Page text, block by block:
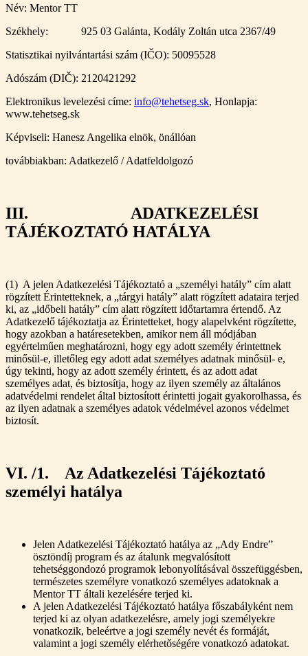
Név: Mentor TT
Székhely: 925 03 Galánta, Kodály Zoltán utca 2367/49
Statisztikai nyilvántartási szám (IČO): 50095528
Adószám (DIČ): 2120421292
Elektronikus levelezési címe: info@tehetseg.sk, Honlapja:
www.tehetseg.sk
Képviseli: Hanesz Angelika elnök, önállóan
továbbiakban: Adatkezelő / Adatfeldolgozó
III. ADATKEZELÉSI
TÁJÉKOZTATÓ HATÁLYA
(1) A jelen Adatkezelési Tájékoztató a „személyi hatály” cím alatt
rögzített Érintetteknek, a „tárgyi hatály” alatt rögzített adataira terjed
ki, az „időbeli hatály” cím alatt rögzített időtartamra értendő. Az
Adatkezelő tájékoztatja az Érintetteket, hogy alapelvként rögzítette,
hogy azokban a határesetekben, amikor nem áll módjában
egyértelműen meghatározni, hogy egy adott személy érintettnek
minősül-e, illetőleg egy adott adat személyes adatnak minősül- e,
úgy tekinti, hogy az adott személy érintett, és az adott adat
személyes adat, és biztosítja, hogy az ilyen személy az általános
adatvédelmi rendelet által biztosított érintetti jogait gyakorolhassa, és
az ilyen adatnak a személyes adatok védelmével azonos védelmet
biztosít.
VI. /1. Az Adatkezelési Tájékoztató
személyi hatálya
Jelen Adatkezelési Tájékoztató hatálya az „Ady Endre”
ösztöndíj program és az átalunk megvalósított
tehetséggondozó programok lebonyolításával összefüggésben,
természetes személyre vonatkozó személyes adatoknak a
Mentor TT általi kezelésére terjed ki.
A jelen Adatkezelési Tájékoztató hatálya főszabályként nem
terjed ki az olyan adatkezelésre, amely jogi személyekre
vonatkozik, beleértve a jogi személy nevét és formáját,
valamint a jogi személy elérhetőségére vonatkozó adatokat.